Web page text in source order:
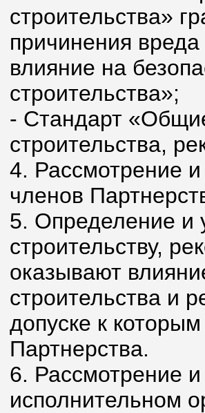
строительства»
причинения
влияние на
строительства»;
- Стандарт
строительства,
4. Рассмотрение
членов
5. Определение и
строительству,
оказывают
строительства и
допуске к
Партнерства.
6. Рассмотрение
исполнительном